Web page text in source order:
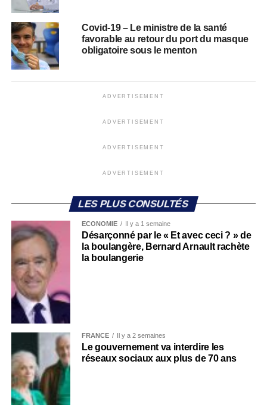
Covid-19 – Le ministre de la santé
favorable au retour du port du masque
obligatoire sous le menton
ADVERTISEMENT
ADVERTISEMENT
ADVERTISEMENT
ADVERTISEMENT
LES PLUS CONSULTÉS
ECONOMIE Il y a 1 semaine
Désarçonné par le « Et avec ceci ? » de
la boulangère, Bernard Arnault rachète
la boulangerie
FRANCE Il y a 2 semaines
Le gouvernement va interdire les
réseaux sociaux aux plus de 70 ans